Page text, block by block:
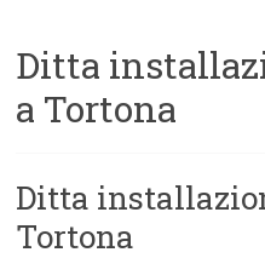
Ditta
a Tortona
Ditta
Tortona